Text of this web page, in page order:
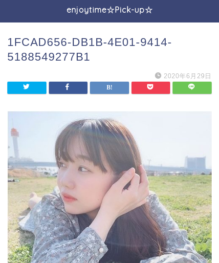
enjoytime☆Pick-up☆
1FCAD656-DB1B-4E01-9414-
5188549277B1
2020年6月29日